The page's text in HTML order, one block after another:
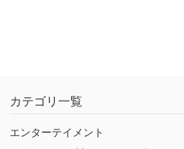
カテゴリ一覧
エンターテイメント